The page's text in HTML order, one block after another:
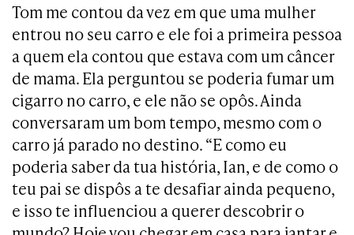
Tom me contou da vez em que uma mulher
entrou no seu carro e ele foi a primeira pessoa
a quem ela contou que estava com um câncer
de mama. Ela perguntou se poderia fumar um
cigarro no carro, e ele não se opôs. Ainda
conversaram um bom tempo, mesmo com o
carro já parado no destino. “E como eu
poderia saber da tua história, Ian, e de como o
teu pai se dispôs a te desafiar ainda pequeno,
e isso te influenciou a querer descobrir o